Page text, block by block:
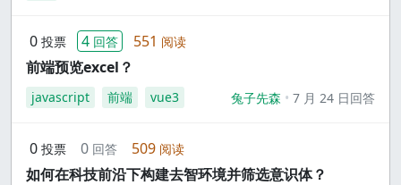
0 投票 4 回答 551 阅读
前端预览excel？
javascript 前端 vue3 兔子先森 7 月 24 日回答
0 投票 0 回答 509 阅读
如何在科技前沿下构建去智环境并筛选意识体？